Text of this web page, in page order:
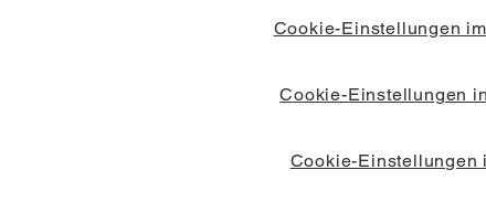
Cookie-Einstellungen
Cookie-Einstellungen
Cookie-Einstellungen